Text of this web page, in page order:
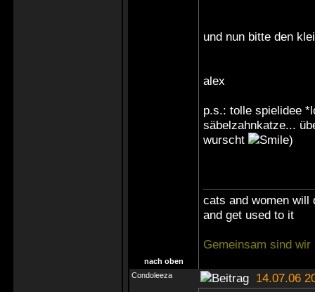
und nun bitte den
alex
p.s.: tolle spielidee
säbelzahnkatze...
wurscht
)
cats and women will
and get used to it
Gemeinsam sind
nach oben
Condoleeza
14.07.06